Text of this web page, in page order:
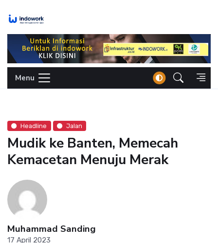
Menu
Headline Jalan
Mudik ke Banten, Memecah
Kemacetan Menuju Merak
Muhammad Sanding
17 April 2023